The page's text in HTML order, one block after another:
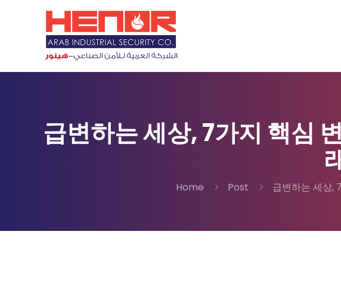
급변하는 세상, 7가지 핵심
Home Post 급변하는 세상,